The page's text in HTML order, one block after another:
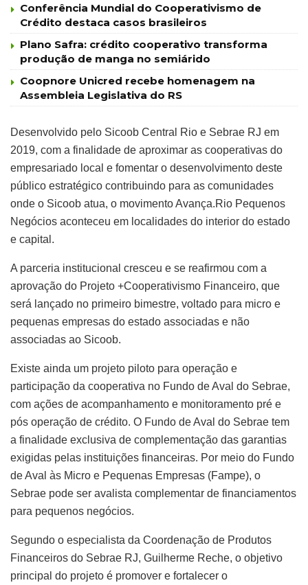
Conferência Mundial do Cooperativismo de
Crédito destaca casos brasileiros
Plano Safra: crédito cooperativo transforma
produção de manga no semiárido
Coopnore Unicred recebe homenagem na
Assembleia Legislativa do RS
Desenvolvido pelo Sicoob Central Rio e Sebrae RJ em
2019, com a finalidade de aproximar as cooperativas do
empresariado local e fomentar o desenvolvimento deste
público estratégico contribuindo para as comunidades
onde o Sicoob atua, o movimento Avança.Rio Pequenos
Negócios aconteceu em localidades do interior do estado
e capital.
A parceria institucional cresceu e se reafirmou com a
aprovação do Projeto +Cooperativismo Financeiro, que
será lançado no primeiro bimestre, voltado para micro e
pequenas empresas do estado associadas e não
associadas ao Sicoob.
Existe ainda um projeto piloto para operação e
participação da cooperativa no Fundo de Aval do Sebrae,
com ações de acompanhamento e monitoramento pré e
pós operação de crédito. O Fundo de Aval do Sebrae tem
a finalidade exclusiva de complementação das garantias
exigidas pelas instituições financeiras. Por meio do Fundo
de Aval às Micro e Pequenas Empresas (Fampe), o
Sebrae pode ser avalista complementar de financiamentos
para pequenos negócios.
Segundo o especialista da Coordenação de Produtos
Financeiros do Sebrae RJ, Guilherme Reche, o objetivo
principal do projeto é promover e fortalecer o